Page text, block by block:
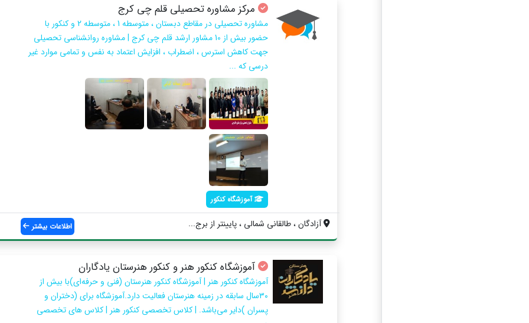
مرکز مشاوره تحصیلی قلم چی کرج
مشاوره تحصیلی در مقاطع دبستان ، متوسطه 1 ، متوسطه 2 و کنکور با
حضور بیش از 10 مشاور ارشد قلم چی کرج | مشاوره روانشناسی تحصیلی
جهت کاهش استرس ، اضطراب ، افزایش اعتماد به نفس و تمامی موارد غیر
درسی که ...
آموزشگاه کنکور
آزادگان ، طالقانی شمالی ، پایینتر از برج... اطلاعات بیشتر
آموزشگاه کنکور هنر و کنکور هنرستان یادگاران
آموزشگاه کنکور‌ هنر | آموزشگاه کنکور‌ هنرستان (فنی و حرفه‌ای)با بیش از
۳۰سال سابقه در زمینه هنرستان فعالیت دارد.آموزشگاه برای (دختران و
پسران )دایر می‌باشد. | کلاس تخصصی کنکور‌ هنر | کلاس‌ های تخصصی